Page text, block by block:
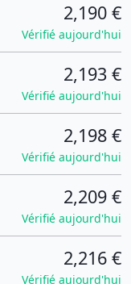
2,190 €
Vérifié aujourd'hui
2,193 €
Vérifié aujourd'hui
2,198 €
Vérifié aujourd'hui
2,209 €
Vérifié aujourd'hui
2,216 €
Vérifié aujourd'hui